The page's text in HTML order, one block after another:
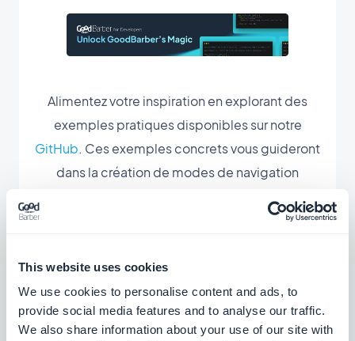
This website uses cookies
We use cookies to personalise content and ads, to
provide social media features and to analyse our traffic.
We also share information about your use of our site with
Alimentez votre inspiration en explorant des
exemples pratiques disponibles sur notre
GitHub. Ces exemples concrets vous guideront
dans la création de modes de navigation
constante. Découvrez comment repousser les
idées à votre propre projet pour créer une
expérience utilisateur exceptionnelle.